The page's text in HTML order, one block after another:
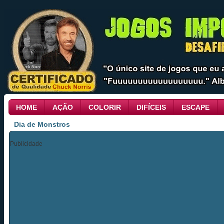
HOME AÇÃO COLORIR DIFÍCEIS ESCAPE
Dia de Monstros
Publicidade